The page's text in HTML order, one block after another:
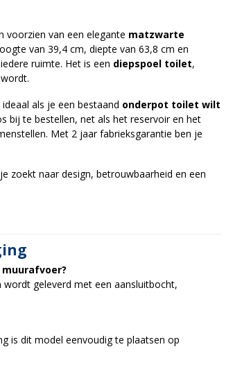
voorzien van een elegante matzwarte
van 39,4 cm, diepte van 63,8 cm en
ruimte. Het is een diepspoel toilet,
als je een bestaand onderpot toilet wilt
bij te bestellen, net als het reservoir en het
Met 2 jaar fabrieksgarantie ben je
zoekt naar design, betrouwbaarheid en een
wordt geleverd met een aansluitbocht,
is dit model eenvoudig te plaatsen op